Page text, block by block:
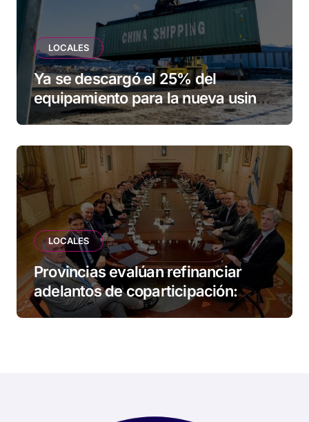
LOCALES
Ya se descargó el 25% del
equipamiento para la nueva usina
de Ushuaia
LOCALES
Provincias evalúan refinanciar
adelantos de coparticipación:
Tierra del Fuego, entre las